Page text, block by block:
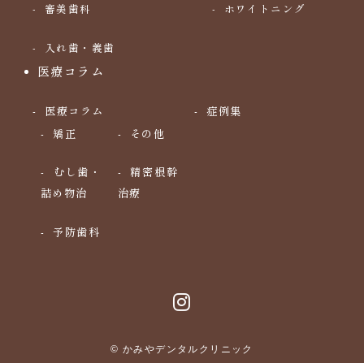
審美歯科 ホワイトニング
入れ歯・義歯
医療コラム
医療コラム
矯正
その他
むし歯・
詰め物治
精密根幹
治療
予防歯科
症例集
© かみやデンタルクリニック